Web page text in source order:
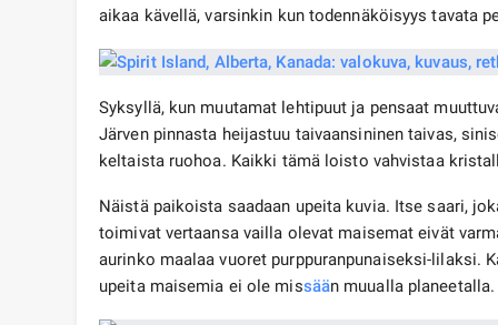
aikaa kävellä, varsinkin kun todennäköisyys tavata
Syksyllä, kun muutamat lehtipuut ja pensaat
Järven pinnasta heijastuu taivaansininen taivas,
keltaista ruohoa. Kaikki tämä loisto vahvistaa
Näistä paikoista saadaan upeita kuvia. Itse saari,
toimivat vertaansa vailla olevat maisemat eivät
aurinko maalaa vuoret purppuranpunaiseksi-lilaksi.
upeita maisemia ei ole missään muualla planeetalla.